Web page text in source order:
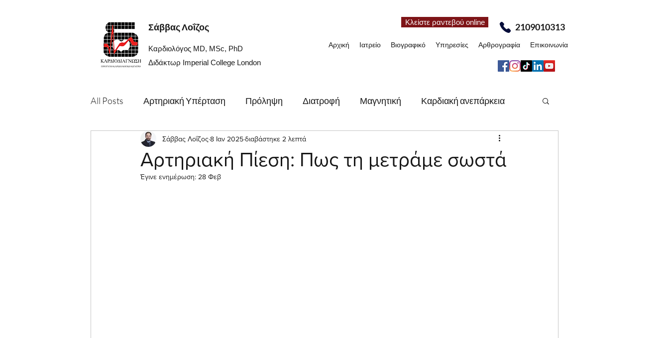
Σάββας Λοΐζος Κλείστε ραντεβού online 2109010313
Αρχική Ιατρείο Βιογραφικό Υπηρεσίες Αρθρογραφία Επικοινωνία
Καρδιολόγος MD, MSc, PhD
Διδάκτωρ Imperial College London
All Posts Αρτηριακή Υπέρταση Πρόληψη Διατροφή Μαγνητική Καρδιακή ανεπάρκεια
Για ιατρούς Βαλβιδοπάθειες Συνέδρια Άρθρα
Αξονική Προσφορά
Αρτηριακή Πίεση: Πως τη μετράμε σωστά
Σάββας Λοΐζος8 Ιαν 2025διαβάστηκε 2 λεπτά
Έγινε ενημέρωση: 28 Φεβ